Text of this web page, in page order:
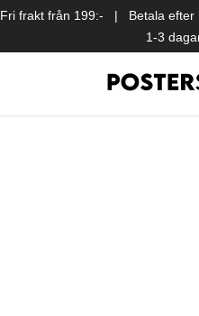
Fri frakt från 199:- | Betala
1-3